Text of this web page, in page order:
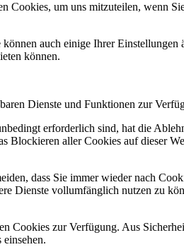
um uns mitzuteilen, wenn
auch einige Ihrer
können.
Dienste und Funktionen zur
erforderlich sind, hat die
Blockieren aller Cookies auf dieser
dass Sie immer wieder nach
Dienste vollumfänglich nutzen zu
Cookies zur Verfügung. Aus